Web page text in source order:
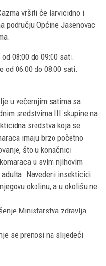
vršiti će larvicidno i
području Općine Jasenovac
08:00 do 09:00 sati.
od 06:00 do 08:00 sati.
u večernjim satima sa
sredstvima III skupine na
sredstva koja se
imaju brzo početno
što u konačnici
u svim njihovim
Navedeni insekticidi
okolinu, a u okolišu ne
Ministarstva zdravlja
se prenosi na slijedeći